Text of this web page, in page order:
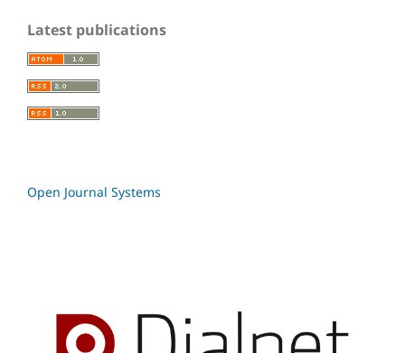
Latest publications
Open Journal Systems